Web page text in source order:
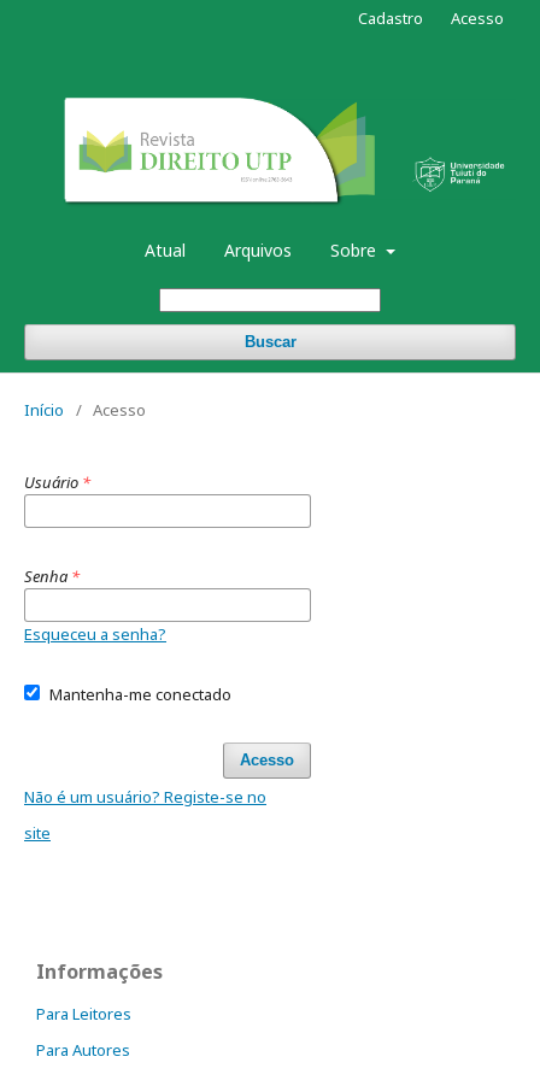
Atual Arquivos Sobre
Buscar
Cadastro Acesso
Início / Acesso
Usuário *
Senha *
Esqueceu a senha?
Mantenha-me conectado
Acesso
Não é um usuário? Registe-se no
site
Informações
Para Leitores
Para Autores